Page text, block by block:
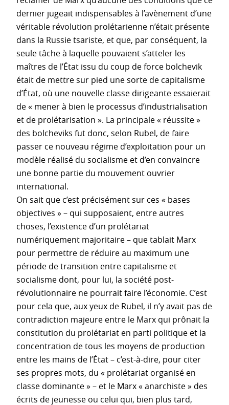
dernier jugeait indispensables à l’avènement d’une
véritable révolution prolétarienne n’était présente
dans la Russie tsariste, et que, par conséquent, la
seule tâche à laquelle pouvaient s’atteler les
maîtres de l’État issu du coup de force bolchevik
était de mettre sur pied une sorte de capitalisme
d’État, où une nouvelle classe dirigeante essaierait
de « mener à bien le processus d’industrialisation
et de prolétarisation ». La principale « réussite »
des bolcheviks fut donc, selon Rubel, de faire
passer ce nouveau régime d’exploitation pour un
modèle réalisé du socialisme et d’en convaincre
une bonne partie du mouvement ouvrier
international.
On sait que c’est précisément sur ces « bases
objectives » – qui supposaient, entre autres
choses, l’existence d’un prolétariat
numériquement majoritaire – que tablait Marx
pour permettre de réduire au maximum une
période de transition entre capitalisme et
socialisme dont, pour lui, la société post-
révolutionnaire ne pourrait faire l’économie. C’est
pour cela que, aux yeux de Rubel, il n’y avait pas de
contradiction majeure entre le Marx qui prônait la
constitution du prolétariat en parti politique et la
concentration de tous les moyens de production
entre les mains de l’État – c’est-à-dire, pour citer
ses propres mots, du « prolétariat organisé en
classe dominante » – et le Marx « anarchiste » des
écrits de jeunesse ou celui qui, bien plus tard,